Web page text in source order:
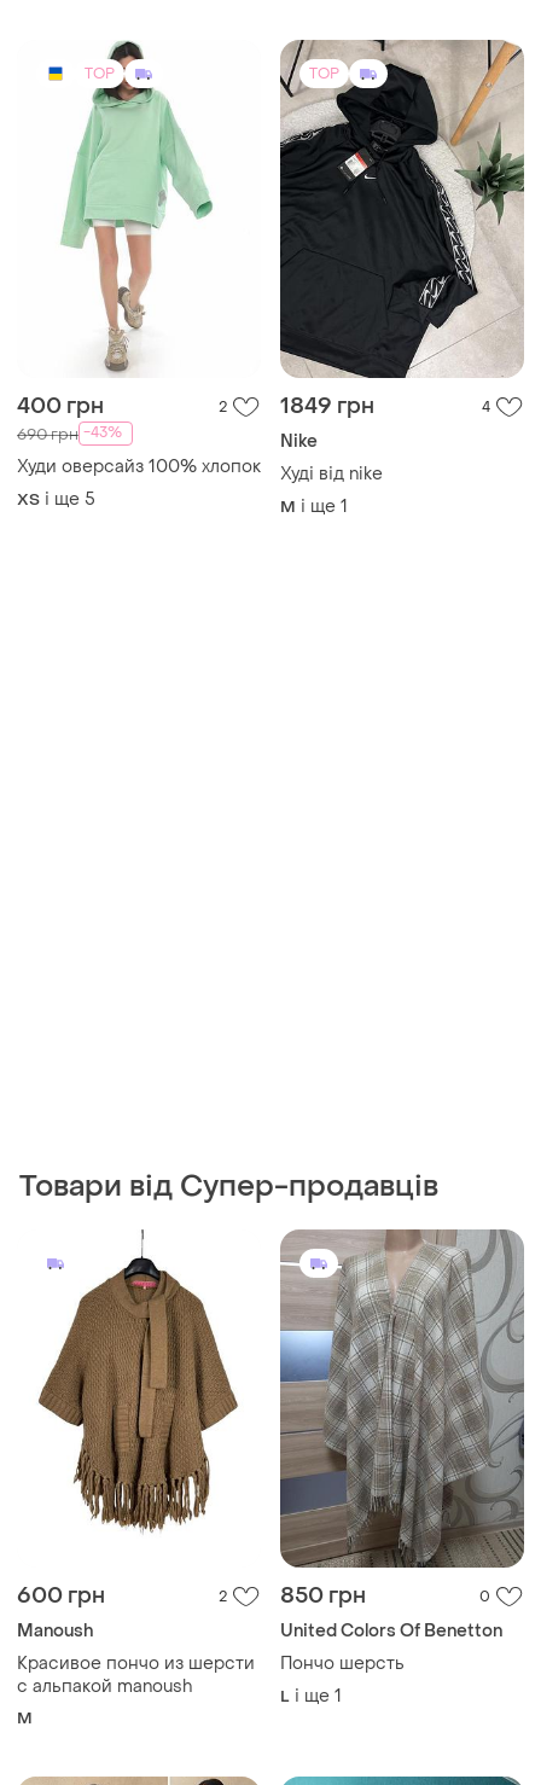
TOP
400 грн 2
690 грн -43%
Худи оверсайз 100% хлопок
ХS і ще 5
TOP
1849 грн 4
Nike
Худі від nike
M і ще 1
Товари від Супер-продавців
600 грн 2
Manoush
Красивое пончо из шерсти
с альпакой manoush
M
850 грн 0
United Colors Of Benetton
Пончо шерсть
L і ще 1